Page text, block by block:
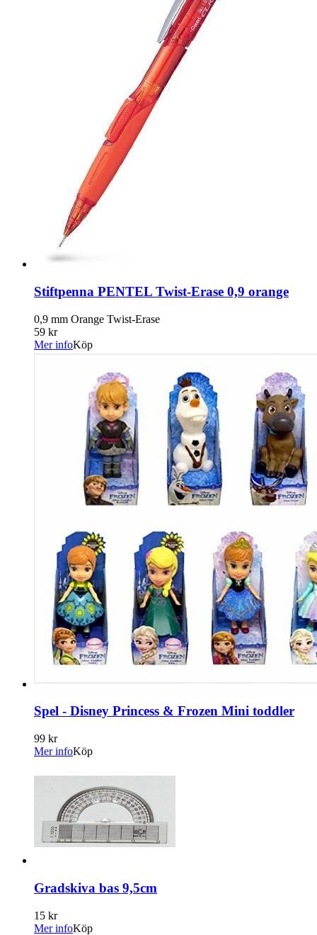
Stiftpenna PENTEL Twist-Erase 0,9 orange
0,9 mm Orange Twist-Erase
59 kr
Mer infoKöp
Spel - Disney Princess & Frozen Mini toddler
99 kr
Mer infoKöp
Gradskiva bas 9,5cm
15 kr
Mer infoKöp